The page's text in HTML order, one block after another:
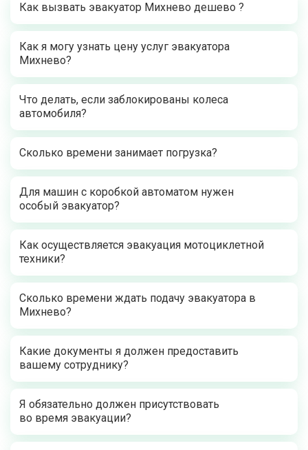
Как вызвать эвакуатор Михнево дешево ?
Как я могу узнать цену услуг эвакуатора
Михнево?
Что делать, если заблокированы колеса
автомобиля?
Сколько времени занимает погрузка?
Для машин с коробкой автоматом нужен
особый эвакуатор?
Как осуществляется эвакуация мотоциклетной
техники?
Сколько времени ждать подачу эвакуатора в
Михнево?
Какие документы я должен предоставить
вашему сотруднику?
Я обязательно должен присутствовать
во время эвакуации?